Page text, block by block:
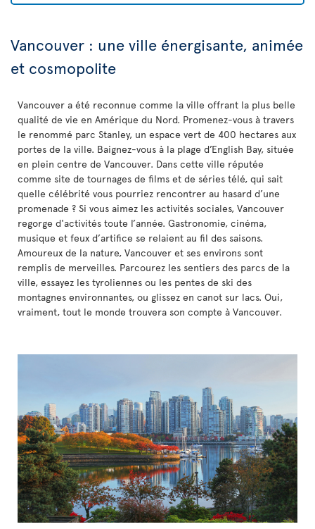
Vancouver : une ville énergisante, animée
et cosmopolite
Vancouver a été reconnue comme la ville offrant la plus belle
qualité de vie en Amérique du Nord. Promenez-vous à travers
le renommé parc Stanley, un espace vert de 400 hectares aux
portes de la ville. Baignez-vous à la plage d’English Bay, située
en plein centre de Vancouver. Dans cette ville réputée
comme site de tournages de films et de séries télé, qui sait
quelle célébrité vous pourriez rencontrer au hasard d’une
promenade ? Si vous aimez les activités sociales, Vancouver
regorge d'activités toute l’année. Gastronomie, cinéma,
musique et feux d’artifice se relaient au fil des saisons.
Amoureux de la nature, Vancouver et ses environs sont
remplis de merveilles. Parcourez les sentiers des parcs de la
ville, essayez les tyroliennes ou les pentes de ski des
montagnes environnantes, ou glissez en canot sur lacs. Oui,
vraiment, tout le monde trouvera son compte à Vancouver.